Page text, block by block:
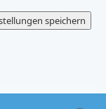
speichern